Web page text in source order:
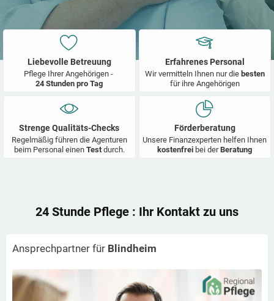
Liebevolle Betreuung
Pflege Ihrer Angehörigen -
24 Stunden pro Tag
Erfahrenes Personal
Wir vermitteln Ihnen nur die besten
für ihre Angehörigen
Strenge Qualitäts-Checks
Regelmäßig führen die Agenturen
beim Personal einen Test durch.
Förderberatung
Unsere Finanzexperten helfen Ihnen
kostenfrei bei derBeratung
24 Stunde Pflege : Ihr Kontakt zu uns
Ansprechpartner für Blindheim